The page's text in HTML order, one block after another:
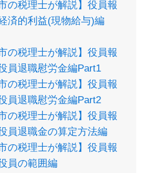
の税理士が解説】役員報
済的利益(現物給与)編
の税理士が解説】役員報
員退職慰労金編Part1
の税理士が解説】役員報
員退職慰労金編Part2
の税理士が解説】役員報
員退職金の算定方法編
の税理士が解説】役員報
員の範囲編